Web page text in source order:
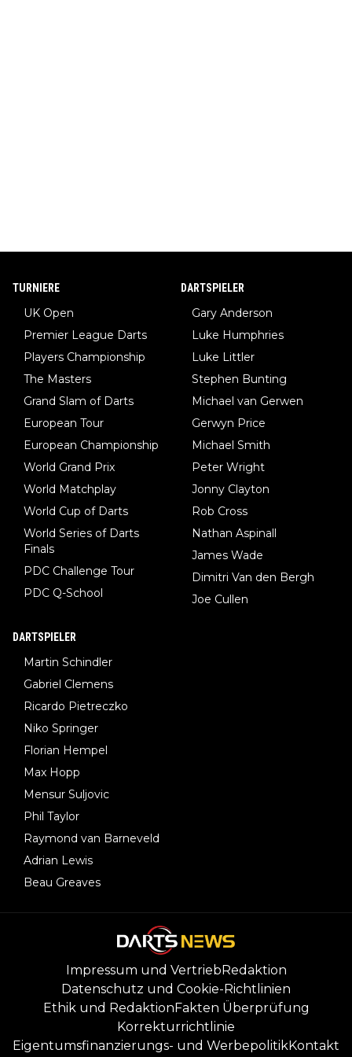
TURNIERE
UK Open
Premier League Darts
Players Championship
The Masters
Grand Slam of Darts
European Tour
European Championship
World Grand Prix
World Matchplay
World Cup of Darts
World Series of Darts
Finals
PDC Challenge Tour
PDC Q-School
DARTSPIELER
Gary Anderson
Luke Humphries
Luke Littler
Stephen Bunting
Michael van Gerwen
Gerwyn Price
Michael Smith
Peter Wright
Jonny Clayton
Rob Cross
Nathan Aspinall
James Wade
Dimitri Van den Bergh
Joe Cullen
DARTSPIELER
Martin Schindler
Gabriel Clemens
Ricardo Pietreczko
Niko Springer
Florian Hempel
Max Hopp
Mensur Suljovic
Phil Taylor
Raymond van Barneveld
Adrian Lewis
Beau Greaves
Impressum und Vertrieb Redaktion
Datenschutz und Cookie-Richtlinien
Ethik und Redaktion Fakten Überprüfung
Korrekturrichtlinie
Eigentumsfinanzierungs- und WerbepolitikKontakt